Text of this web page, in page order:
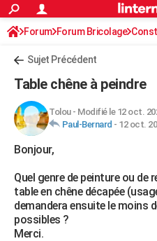
ACTUALITÉS
Politique
Société
Faits Divers
Education
Monde
Villes
+
FINANCE
Retraite
Impôts
Epargne
Immobilier
Risques naturels par ville
Banque
Assurance
Crédit
AUTO
Essais
Réserver un essai
Citadines
Berlines
SUV
Forum auto
+HIGH-TECH
Mobiles
Meilleur smartphone
Internet
Ordinateurs
Jeux vidéo
Guide high-tech
+BRICOLAGE
Forum
Aménagement intérieur
Extérieur
Cuisine
Salle de bains
Jardinage
Rangement
WEEK-END
Forum Forum Bricolage
Peinture, Vernis, Tapissserie
Sujet Précédent
Table chêne à peindre
Tolou- Modifié le 12 oct.
Paul-Bernard - 12 oct.
Bonjour,
Quel genre de peinture ou de
table en chêne décapée
demandera ensuite le moins
possibles ?
Merci.